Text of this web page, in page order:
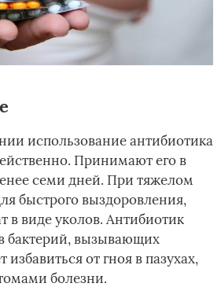
использование антибиотика
Принимают его в
семи дней. При тяжелом
быстрого выздоровления,
в виде уколов. Антибиотик
бактерий, вызывающих
от гноя в пазухах,
болезни.